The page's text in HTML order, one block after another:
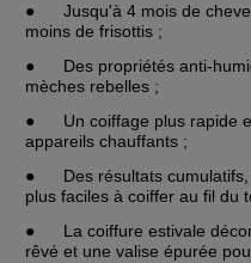
●	Jusqu'à 4 mois de cheveux plus faciles à coiffer, avec
moins de frisottis ;
●	Des propriétés anti-humidité qui aident à dompter les
mèches rebelles ;
●	Un coiffage plus rapide et plus facile, avec ou sans
appareils chauffants ;
●	Des résultats cumulatifs, pour que les frisottis deviennent
plus faciles à coiffer au fil du
●	La coiffure estivale décontractée dont vous avez toujours
rêvé et une valise épurée